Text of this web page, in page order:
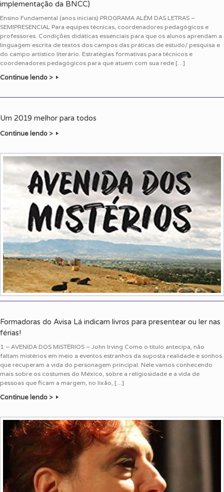
implementação da BNCC)
Ensino Fundamental (anos iniciais) PROGRAMA ALÉM DAS LETRAS –
SEMIPRESENCIAL Para equipes técnicas, coordenadores pedagógicos e
professores. Condições didáticas essenciais para que os alunos aprendam a
linguagem escrita de textos dos campos das práticas de estudo/ pesquisa e
do campo artístico literário. Estratégias formativas para técnicos e
coordenadores pedagógicos para que atuem com sua rede […]
Continue lendo >
Um 2019 melhor para todos
Continue lendo >
Formadoras do Avisa Lá indicam livros para presentear ou ler nas
férias!
1 – AVENIDA DOS MISTÉRIOS – John Irving Como o título antecipa, não
faltam mistérios em meio a eventos estranhos da suposta realidade e sonhos
que recuperam a vida do personagem principal. Nele vamos conhecendo
mais sobre os costumes do México, sobre a religiosidade e a vida de
pessoas que ficam a margem, no lixão, […]
Continue lendo >